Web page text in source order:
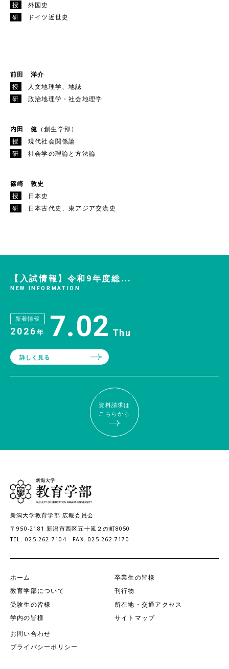
授
外国史
研
ドイツ近世史
前田 洋介
授
人文地理学、地誌
研
政治地理学・社会地理学
内田 健 （創生学部）
授
現代社会関係論
研
社会学の理論と方法論
篠崎 敦史
授
日本史
研
日本古代史、東アジア交流史
【入試情報】令和9年度総...
NEW INFORMATION
新着情報
2026 年 7.02 Thu
詳しく見る
資料請求は
こちらから
新潟大学教育学部 広報委員会
〒950-2181 新潟市西区五十嵐２の町8050
TEL. 025-262-7104 FAX. 025-262-7170
ホーム
教育学部について
受験生の皆様
学内の皆様
卒業生の皆様
刊行物
所在地・交通アクセス
サイトマップ
お問い合わせ
プライバシーポリシー